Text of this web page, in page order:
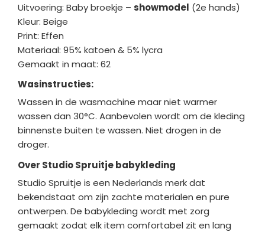
Uitvoering: Baby broekje – showmodel (2e hands)
Kleur: Beige
Print: Effen
Materiaal: 95% katoen & 5% lycra
Gemaakt in maat: 62
Wasinstructies:
Wassen in de wasmachine maar niet warmer
wassen dan 30°C. Aanbevolen wordt om de kleding
binnenste buiten te wassen. Niet drogen in de
droger.
Over Studio Spruitje babykleding
Studio Spruitje is een Nederlands merk dat
bekendstaat om zijn zachte materialen en pure
ontwerpen. De babykleding wordt met zorg
gemaakt zodat elk item comfortabel zit en lang